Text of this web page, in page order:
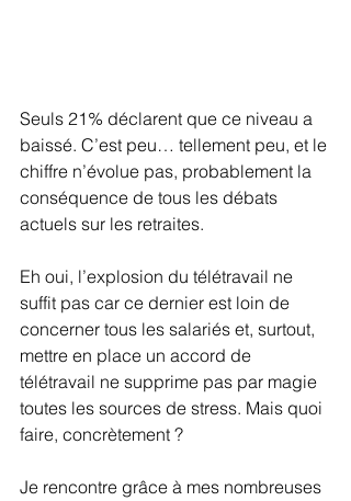
Seuls 21% déclarent que ce niveau a
baissé. C’est peu… tellement peu, et le
chiffre n’évolue pas, probablement la
conséquence de tous les débats
actuels sur les retraites.
Eh oui, l’explosion du télétravail ne
suffit pas car ce dernier est loin de
concerner tous les salariés et, surtout,
mettre en place un accord de
télétravail ne supprime pas par magie
toutes les sources de stress. Mais quoi
faire, concrètement ?
Je rencontre grâce à mes nombreuses